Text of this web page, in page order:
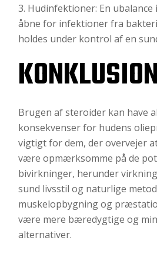
Hudinfektioner: En ubalance
åbne for infektioner fra
holdes under kontrol af en
KONKLUSION
Brugen af steroider kan have
konsekvenser for hudens
vigtigt for dem, der overvejer
være opmærksomme på de
bivirkninger, herunder
sund livsstil og naturlige
muskelopbygning og
være mere bæredygtige og
alternativer.